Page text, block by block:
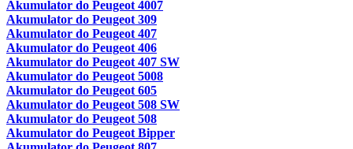
Akumulator do Peugeot 4007
Akumulator do Peugeot 309
Akumulator do Peugeot 407
Akumulator do Peugeot 406
Akumulator do Peugeot 407 SW
Akumulator do Peugeot 5008
Akumulator do Peugeot 605
Akumulator do Peugeot 508 SW
Akumulator do Peugeot 508
Akumulator do Peugeot Bipper